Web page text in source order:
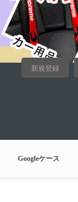
新規登録
Googleケース